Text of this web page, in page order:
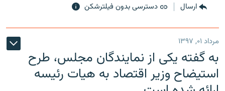
ارسال دسترسی بدون فیلترشکن
مرداد ۰۱, ۱۳۹۷
به گفته یکی از نمایندگان مجلس، طرح
استیضاح وزیر اقتصاد به هیات رئیسه